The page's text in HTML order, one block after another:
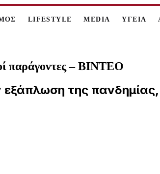
LIFESTYLE MEDIA ΥΓΕΙΑ
παράγοντες – ΒΙΝΤΕΟ
εξάπλωση της